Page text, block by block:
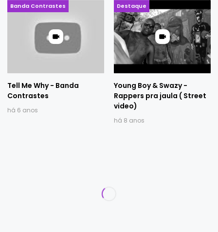
Banda Contrastes
Tell Me Why - Banda
Contrastes
há 6 anos
Destaque
Young Boy & Swazy -
Rappers pra jaula ( Street
video)
há 8 anos